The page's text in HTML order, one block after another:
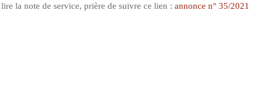
la note de service, prière de suivre ce lien : annonce n° 35/2021